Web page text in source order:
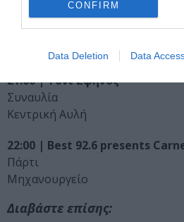
CONFIRM
Data Deletion Data
19:00 | Polkar
Συναυλία
Κεντρική Αυλή
21:00 | Τόνι Σφήνος
Συναυλία
Κεντρική Αυλή
22:00 | Best 92.6 presents
Πάρτι
Μηχανουργείο
Διαβάστε επίσης: